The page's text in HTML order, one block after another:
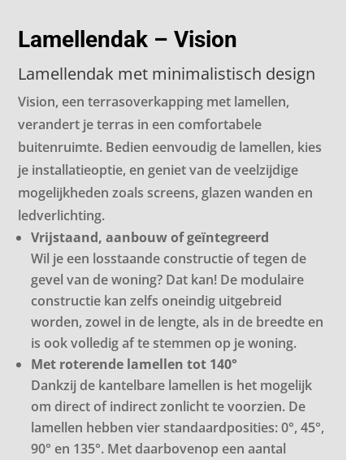
Lamellendak – Vision
Lamellendak met minimalistisch design
Vision, een terrasoverkapping met lamellen,
verandert je terras in een comfortabele
buitenruimte. Bedien eenvoudig de lamellen, kies
je installatieoptie, en geniet van de veelzijdige
mogelijkheden zoals screens, glazen wanden en
ledverlichting.
Vrijstaand, aanbouw of geïntegreerd
Wil je een losstaande constructie of tegen de
gevel van de woning? Dat kan! De modulaire
constructie kan zelfs oneindig uitgebreid
worden, zowel in de lengte, als in de breedte en
is ook volledig af te stemmen op je woning.
Met roterende lamellen tot 140°
Dankzij de kantelbare lamellen is het mogelijk
om direct of indirect zonlicht te voorzien. De
lamellen hebben vier standaardposities: 0°, 45°,
90° en 135°. Met daarbovenop een aantal